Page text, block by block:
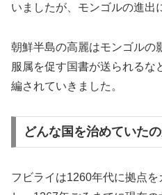
いましたが、モンゴルの進出
朝鮮半島の高麗はモンゴルの
服属を促す国書が送られるな
編されていきました。
どんな国を治めていたの
フビライは1260年代に拠点